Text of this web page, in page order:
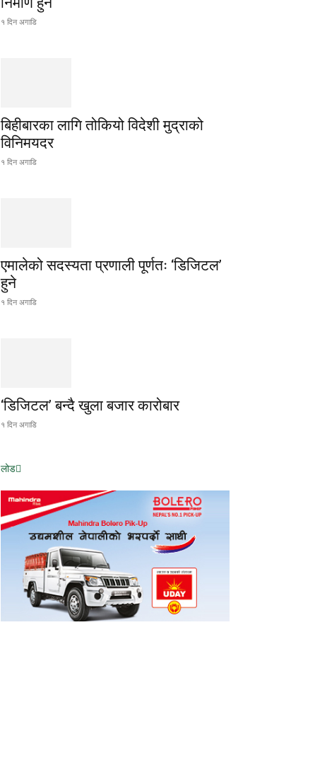
१ दिन अगाडि
बिहीबारका लागि तोकियो विदेशी मुद्राको
विनिमयदर
१ दिन अगाडि
एमालेको सदस्यता प्रणाली पूर्णतः ‘डिजिटल’
हुने
१ दिन अगाडि
‘डिजिटल’ बन्दै खुला बजार कारोबार
१ दिन अगाडि
लोड